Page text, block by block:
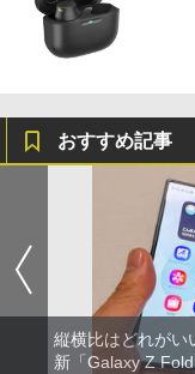
おすすめ記事
縦横比はどれがい
新「Galaxy Z Fold